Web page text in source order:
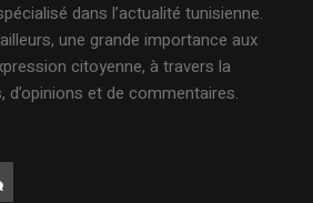
dans l’actualité tunisienne.
une grande importance aux
citoyenne, à travers la
d’opinions et de commentaires.